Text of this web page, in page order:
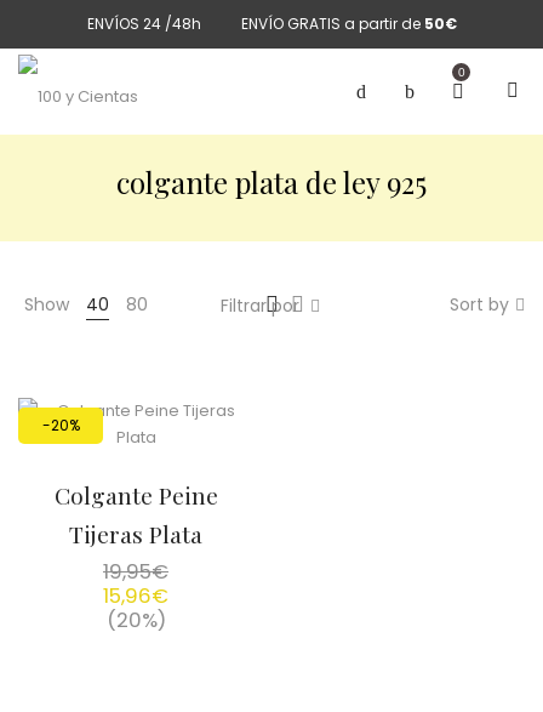
ENVÍOS 24 /48h ENVÍO GRATIS a partir de 50€
0
colgante plata de ley 925
Show 40 80 Sort by
Filtrar por
-20%
Colgante Peine
Tijeras Plata
19,95€
15,96€
(20%)